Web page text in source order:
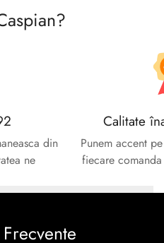
din
ne
Calitate
Punem accent
fiecare